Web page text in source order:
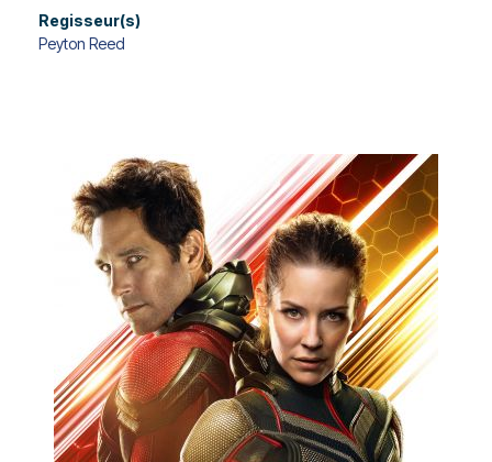
Regisseur(s)
Peyton Reed